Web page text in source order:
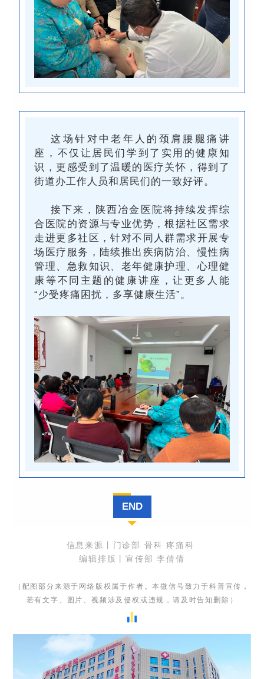
这场针对中老年人的颈肩腰腿痛讲
座 ，不仅让居民们学到了实用的健康知
识，更感受到了温暖的医疗关怀，得到了
街道办工作人员和居民们的一致好评。
接下来，陕西冶金医院将持续发挥综
合医院的资源与专业优势，根据社区需求
走进更多社区，针对不同人群需求开展专
场医疗服务，陆续推出疾病防治、慢性病
管理、急救知识、老年健康护理、心理健
康等不同主题的健康讲座，让更多人能
“少受疼痛困扰，多享健康生活”。
END
信息来源 丨 门诊部 骨科 疼痛科
编辑排版丨宣传部 李倩倩
（配图部分来源于网络版权属于作者。本微信号致力于科普宣传，
若有文字、图片、视频涉及侵权或违规，请及时告知删除）